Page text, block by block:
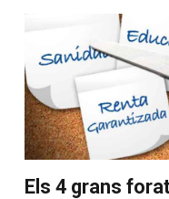
Els 4 grans